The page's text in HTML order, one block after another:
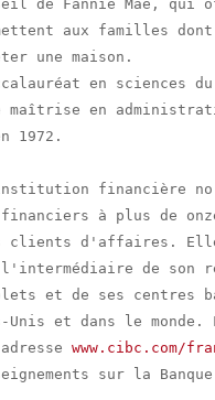
de Fannie Mae, qui
aux familles
une maison.
en sciences
maîtrise en
1972.
financière
à plus de
d'affaires. Elle
de son
et de ses centres
Unis et dans le monde.
www.cibc.com/
sur la